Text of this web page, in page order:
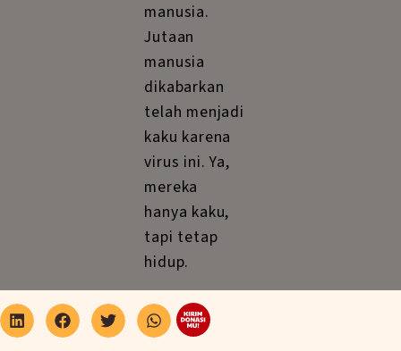
manusia.
Jutaan
manusia
dikabarkan
telah menjadi
kaku karena
virus ini. Ya,
mereka
hanya kaku,
tapi tetap
hidup.
Pohon-pohon
telah